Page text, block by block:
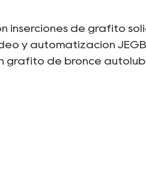
inserciones de grafito
y automatización
grafito de bronce